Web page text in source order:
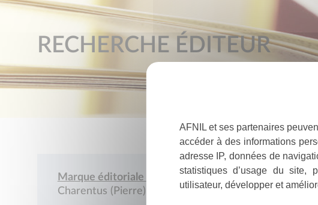
RECHERCHE ÉDITEUR
Marque éditoriale :
Charentus (Pierre)
AFNIL et ses partenaires
accéder à des informations
adresse IP, données de
statistiques d’usage du site,
utilisateur, développer et